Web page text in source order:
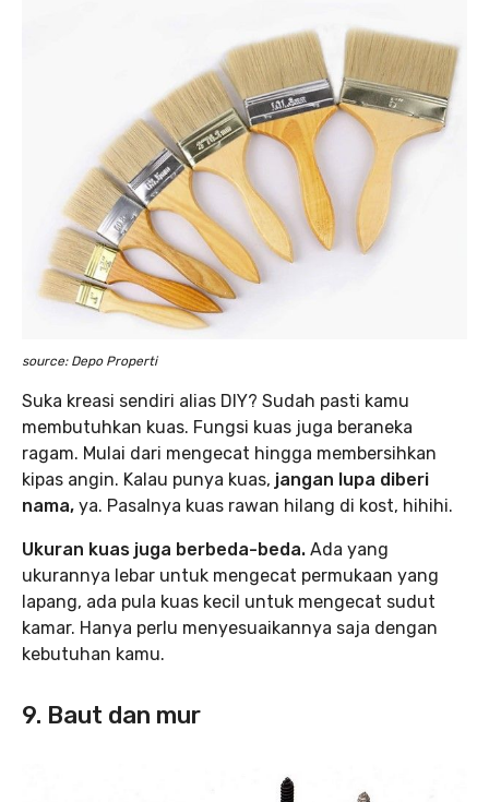
source: Depo Properti
Suka kreasi sendiri alias DIY? Sudah pasti kamu
membutuhkan kuas. Fungsi kuas juga beraneka
ragam. Mulai dari mengecat hingga membersihkan
kipas angin. Kalau punya kuas, jangan lupa diberi
nama, ya. Pasalnya kuas rawan hilang di kost, hihihi.
Ukuran kuas juga berbeda-beda. Ada yang
ukurannya lebar untuk mengecat permukaan yang
lapang, ada pula kuas kecil untuk mengecat sudut
kamar. Hanya perlu menyesuaikannya saja dengan
kebutuhan kamu.
9. Baut dan mur